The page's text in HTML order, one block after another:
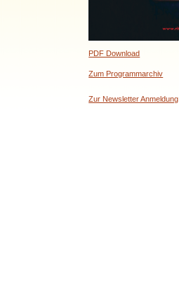
PDF Download
Zum Programmarchiv
Zur Newsletter Anmeldung